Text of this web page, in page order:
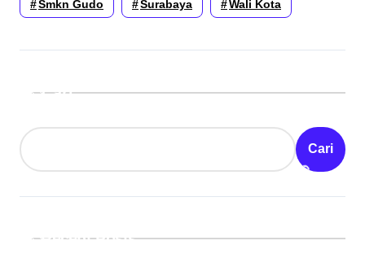
Smkn Gudo Surabaya Wali Kota
Cari
Cari
Recent Posts